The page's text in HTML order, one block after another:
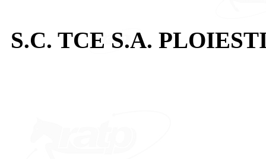
S.C. TCE S.A.